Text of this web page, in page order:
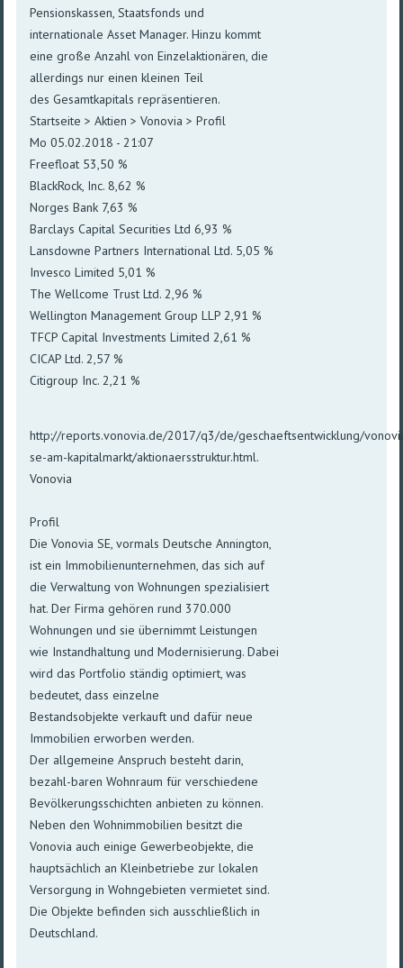
Pensionskassen, Staatsfonds und
internationale Asset Manager. Hinzu kommt
eine große Anzahl von Einzelaktionären, die
allerdings nur einen kleinen Teil
des Gesamtkapitals repräsentieren.
Startseite > Aktien > Vonovia > Profil
Mo 05.02.2018 - 21:07
Freefloat 53,50 %
BlackRock, Inc. 8,62 %
Norges Bank 7,63 %
Barclays Capital Securities Ltd 6,93 %
Lansdowne Partners International Ltd. 5,05 %
Invesco Limited 5,01 %
The Wellcome Trust Ltd. 2,96 %
Wellington Management Group LLP 2,91 %
TFCP Capital Investments Limited 2,61 %
CICAP Ltd. 2,57 %
Citigroup Inc. 2,21 %
http://reports.vonovia.de/2017/q3/de/geschaeftsentwicklung/
se-am-kapitalmarkt/aktionaersstruktur.html.
Vonovia
Profil
Die Vonovia SE, vormals Deutsche Annington,
ist ein Immobilienunternehmen, das sich auf
die Verwaltung von Wohnungen spezialisiert
hat. Der Firma gehören rund 370.000
Wohnungen und sie übernimmt Leistungen
wie Instandhaltung und Modernisierung. Dabei
wird das Portfolio ständig optimiert, was
bedeutet, dass einzelne
Bestandsobjekte verkauft und dafür neue
Immobilien erworben werden.
Der allgemeine Anspruch besteht darin,
bezahl-baren Wohnraum für verschiedene
Bevölkerungsschichten anbieten zu können.
Neben den Wohnimmobilien besitzt die
Vonovia auch einige Gewerbeobjekte, die
hauptsächlich an Kleinbetriebe zur lokalen
Versorgung in Wohngebieten vermietet sind.
Die Objekte befinden sich ausschließlich in
Deutschland.